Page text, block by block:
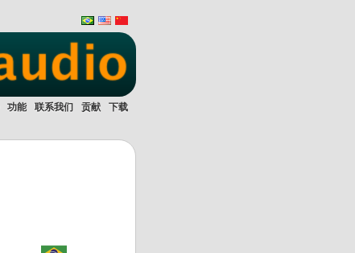
下载
贡献
联系我们
功能